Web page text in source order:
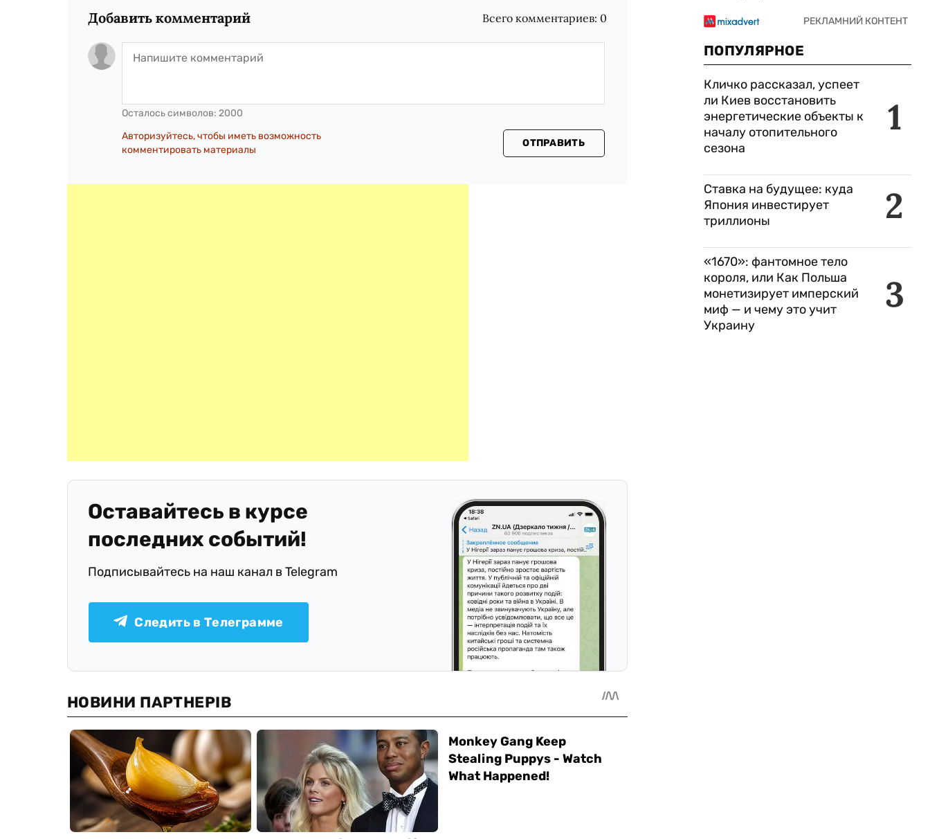
Добавить комментарий Всего комментариев: 0
Осталось символов: 2000
Авторизуйтесь, чтобы иметь возможность
комментировать материалы
ОТПРАВИТЬ
Оставайтесь в курсе
последних событий!
Подписывайтесь на наш канал в Telegram
Следить в Телеграмме
ПОПУЛЯРНОЕ
1
Кличко рассказал, успеет
ли Киев восстановить
энергетические объекты к
началу отопительного
сезона
2
Ставка на будущее: куда
Япония инвестирует
триллионы
3
«1670»: фантомное тело
короля, или Как Польша
монетизирует имперский
миф — и чему это учит
Украину